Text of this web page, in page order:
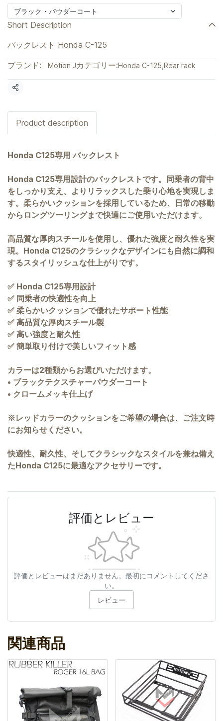
ブラック・パウダーコート
Short Description
バックレスト Honda C-125
ブランド: Motion Jカテゴリー:Honda C-125 Rear rack
共有
Product description
Honda C125専用 バックレスト
Honda C125専用設計のバックレストです。同乗者の背中
をしっかり支え、よりリラックスした乗り心地を実現しま
す。柔らかいクッションを採用しているため、日常の移動
からロングツーリングまで快適にご使用いただけます。
高品質な厚肉スチールを使用し、優れた強度と耐久性を実
現。Honda C125のクラシックなデザインにも自然に調和
するスタイリッシュな仕上がりです。
✅ Honda C125専用設計
✅ 同乗者の快適性を向上
✅ 柔らかいクッションで優れたサポート性能
✅ 高品質な厚肉スチール製
✅ 高い強度と耐久性
✅ 簡単取り付けで美しいフィット感
カラーは2種類からお選びいただけます。
• ブラックテクスチャーパウダーコート
• クロームメッキ仕上げ
※レッドカラーのクッションをご希望の場合は、ご注文時
にお知らせください。
快適性、耐久性、そしてクラシックなスタイルを兼ね備え
たHonda C125に最適なアクセサリーです。
評価とレビュー
評価とレビューはまだありません。最初にコメントしてくださ
い。
レビュー
関連商品